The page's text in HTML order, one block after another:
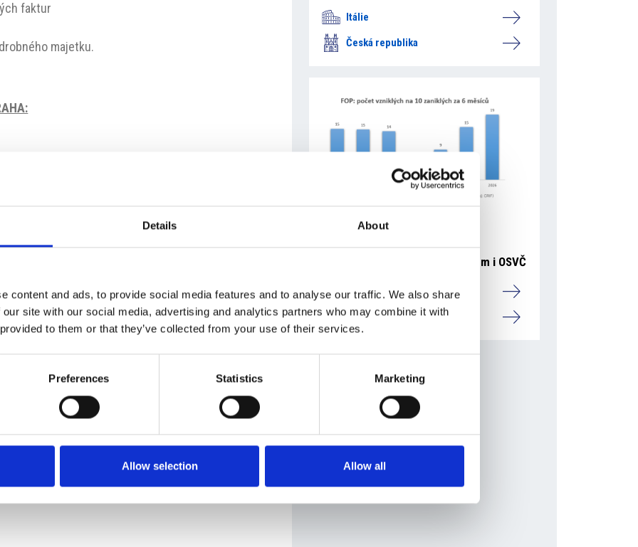
Details About
content and ads, to provide social media features and to analyse our traffic. We also share
site with our social media, advertising and analytics partners who may combine it with
to them or that they’ve collected from your use of their services.
Preferences Statistics Marketing
Allow selection Allow all
faktur
majetku.
vyřízení úvěru)
úvěr, začněte vyplňovat oficiální formulář žádosti o
vám může pomoci bankéř
banky
Itálie
Česká republika
CRIF: v pololetí rostly počty firem i OSVČ
Přehled Ekonomika
Česká republika